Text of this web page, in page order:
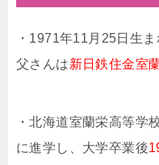
・1971年11月25日生
父さんは新日鉄住金室
・北海道室蘭栄高等学
に進学し、大学卒業後